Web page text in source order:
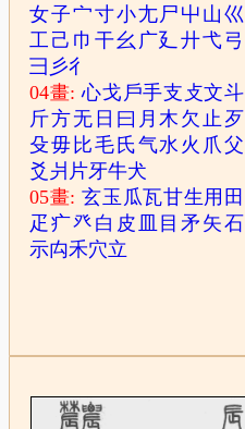
女子宀寸小尢尸 屮 山巛
工 己 巾 干幺 广廴廾弋弓
彐 彡彳
04畫:心戈 戶手支 攴文斗
斤方无 日 曰 月木 欠止 歹
殳毋 比毛 氏气水 火 爪父
爻 爿 片牙牛犬
05畫:玄玉 瓜瓦甘生用 田
疋 疒癶 白 皮 目矛 矢石
示禸禾穴立